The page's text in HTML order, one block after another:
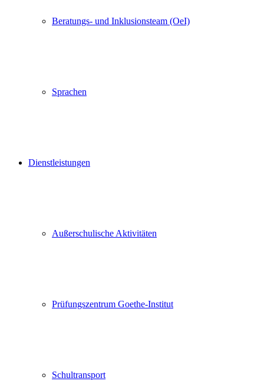
Beratungs- und Inklusionsteam (OeI)
Sprachen
Dienstleistungen
Außerschulische Aktivitäten
Prüfungszentrum Goethe-Institut
Schultransport